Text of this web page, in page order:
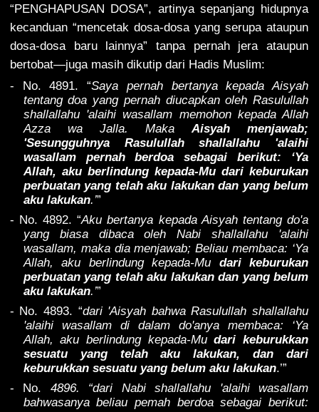
“PENGHAPUSAN DOSA”, artinya sepanjang hidupnya
kecanduan “mencetak dosa-dosa yang serupa ataupun
dosa-dosa baru lainnya” tanpa pernah jera ataupun
bertobat—juga masih dikutip dari Hadis Muslim:
- No. 4891. “Saya pernah bertanya kepada Aisyah
tentang doa yang pernah diucapkan oleh Rasulullah
shallallahu 'alaihi wasallam memohon kepada Allah
Azza wa Jalla. MakaAisyah menjawab;
'Sesungguhnya Rasulullah shallallahu 'alaihi
wasallam pernah berdoa sebagai berikut: ‘Ya
Allah, aku berlindung kepada-Mu dari keburukan
perbuatan yang telah aku lakukan dan yang belum
aku lakukan.’”
- No. 4892. “Aku bertanya kepada Aisyah tentang do'a
yang biasa dibaca oleh Nabi shallallahu 'alaihi
wasallam, maka dia menjawab; Beliau membaca: ‘Ya
Allah, aku berlindung kepada-Mu dari keburukan
perbuatan yang telah aku lakukan dan yang belum
aku lakukan.’”
- No. 4893. “dari 'Aisyah bahwa Rasulullah shallallahu
'alaihi wasallam di dalam do'anya membaca: ‘Ya
Allah, aku berlindung kepada-Mudari keburukkan
sesuatu yang telah aku lakukan, dan dari
keburukkan sesuatu yang belum aku lakukan.’”
- No. 4896. “dari Nabi shallallahu 'alaihi wasallam
bahwasanya beliau pemah berdoa sebagai berikut: